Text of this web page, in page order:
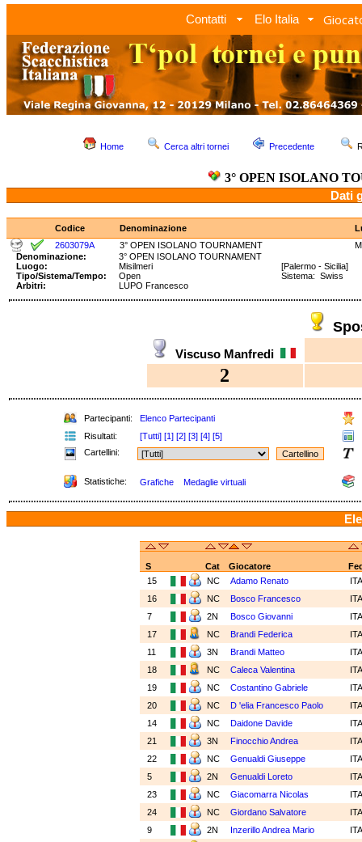
Contatti Elo Italia
Home Cerca altri tornei Precedente
3° OPEN ISOLANO
Dati
Codice Denominazione
2603079A
3° OPEN ISOLANO TOURNAMENT
Denominazione:
3° OPEN ISOLANO TOURNAMENT
Luogo:
Misilmeri
[Palermo - Sicilia]
Tipo/Sistema/Tempo:
Open
Sistema: Swiss
Arbitri:
LUPO Francesco
Viscuso Manfredi
2
Partecipanti: Elenco Partecipanti
Risultati:
[Tutti] [1] [2] [3] [4] [5]
Cartellini:
Statistiche: Grafiche Medaglie virtuali
S Cat Giocatore
15
NC Adamo Renato
16
NC Bosco Francesco
7
2N Bosco Giovanni
17
NC Brandi Federica
11
3N Brandi Matteo
18
NC Caleca Valentina
19
NC Costantino Gabriele
20
NC D 'elia Francesco Paolo
14
NC Daidone Davide
21
3N Finocchio Andrea
22
NC Genualdi Giuseppe
5
2N Genualdi Loreto
23
NC Giacomarra Nicolas
24
NC Giordano Salvatore
9
2N Inzerillo Andrea Mario